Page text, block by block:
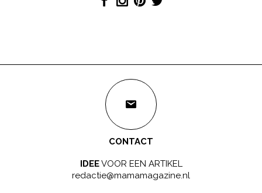
CONTACT
IDEEVOOR EEN ARTIKEL
redactie@mamamagazine.nl